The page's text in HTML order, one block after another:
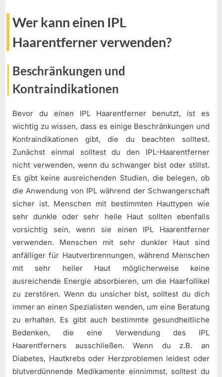
Wer kann einen IPL
Haarentferner verwenden?
Beschränkungen und
Kontraindikationen
Bevor du einen IPL Haarentferner benutzt, ist es
wichtig zu wissen, dass es einige Beschränkungen und
Kontraindikationen gibt, die du beachten solltest.
Zunächst einmal solltest du den IPL-Haarentferner
nicht verwenden, wenn du schwanger bist oder stillst.
Es gibt keine ausreichenden Studien, die belegen, ob
die Anwendung von IPL während der Schwangerschaft
sicher ist. Menschen mit bestimmten Hauttypen wie
sehr dunkle oder sehr helle Haut sollten ebenfalls
vorsichtig sein, wenn sie einen IPL Haarentferner
verwenden. Menschen mit sehr dunkler Haut sind
anfälliger für Hautverbrennungen, während Menschen
mit sehr heller Haut möglicherweise keine
ausreichende Energie absorbieren, um die Haarfollikel
zu zerstören. Wenn du unsicher bist, solltest du dich
immer an einen Spezialisten wenden, um eine Beratung
zu erhalten. Es gibt auch bestimmte gesundheitliche
Bedenken, die eine Verwendung des IPL
Haarentferners ausschließen. Wenn du z.B. an
Diabetes, Hautkrebs oder Herzproblemen leidest oder
blutverdünnende Medikamente einnimmst, solltest du